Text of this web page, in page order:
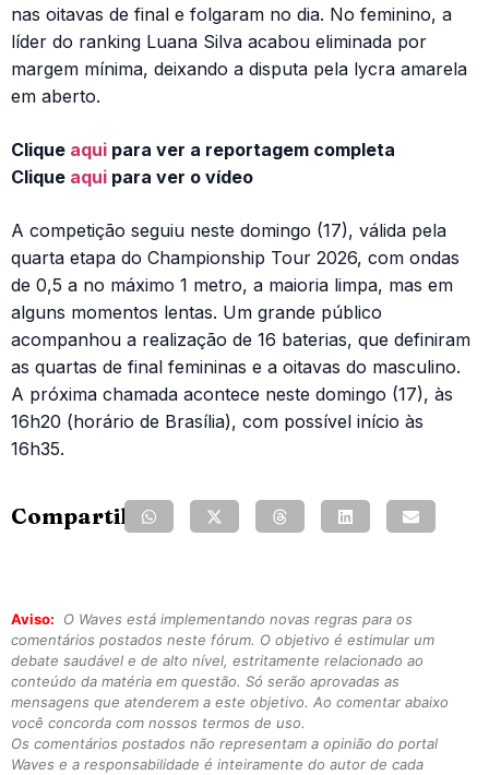
nas oitavas de final e folgaram no dia. No feminino, a
líder do ranking Luana Silva acabou eliminada por
margem mínima, deixando a disputa pela lycra amarela
em aberto.
Clique aqui para ver a reportagem completa
Clique aqui para ver o vídeo
A competição seguiu neste domingo (17), válida pela
quarta etapa do Championship Tour 2026, com ondas
de 0,5 a no máximo 1 metro, a maioria limpa, mas em
alguns momentos lentas. Um grande público
acompanhou a realização de 16 baterias, que definiram
as quartas de final femininas e a oitavas do masculino.
A próxima chamada acontece neste domingo (17), às
16h20 (horário de Brasília), com possível início às
16h35.
Compartilhe:
Aviso:
O Waves está implementando novas regras para os
comentários postados neste fórum. O objetivo é estimular um
debate saudável e de alto nível, estritamente relacionado ao
conteúdo da matéria em questão. Só serão aprovadas as
mensagens que atenderem a este objetivo. Ao comentar abaixo
você concorda com nossos termos de uso.
Os comentários postados não representam a opinião do portal
Waves e a responsabilidade é inteiramente do autor de cada